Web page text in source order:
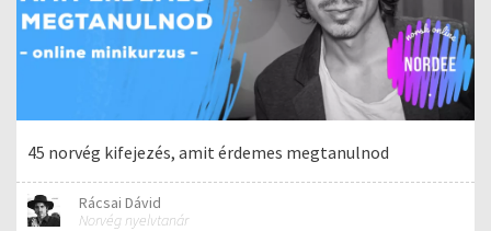
45 norvég kifejezés, amit érdemes megtanulnod
Rácsai Dávid
Norvég nyelvtanár